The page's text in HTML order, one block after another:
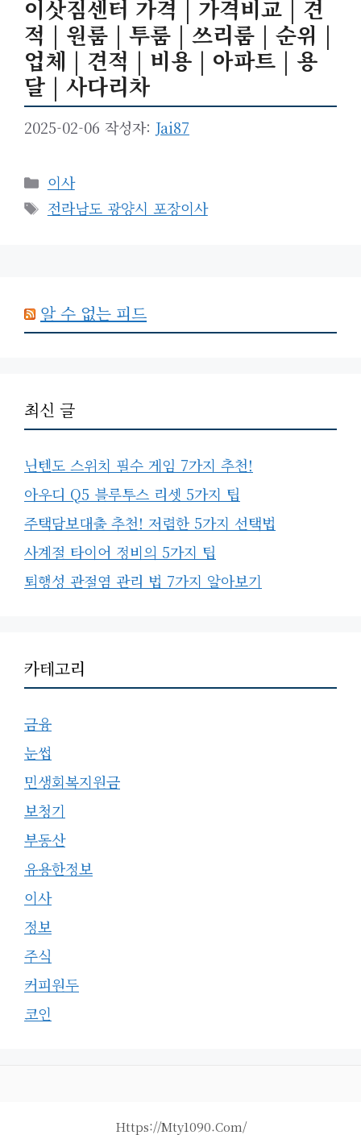
이삿짐센터 가격 | 가격비교 | 견
적 | 원룸 | 투룸 | 쓰리룸 | 순위 |
업체 | 견적 | 비용 | 아파트 | 용
달 | 사다리차
2025-02-06 작성자: Jai87
카
테
고
이사
태
전라남도 광양시 포장이사
알 수 없는 피드
최신 글
닌텐도 스위치 필수 게임 7가지 추천!
아우디 Q5 블루투스 리셋 5가지 팁
주택담보대출 추천! 저렴한 5가지 선택법
사계절 타이어 정비의 5가지 팁
퇴행성 관절염 관리 법 7가지 알아보기
카테고리
금융
눈썹
민생회복지원금
보청기
부동산
유용한정보
이사
정보
주식
커피원두
코인
Https://mty1090.com/